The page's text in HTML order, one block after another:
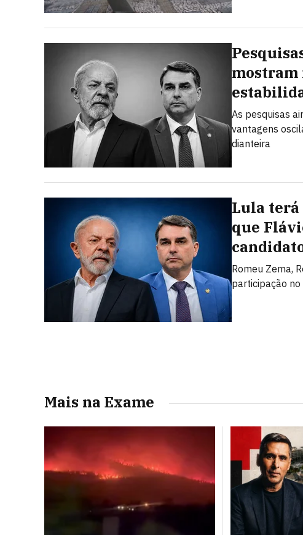
mostram
As pesquisas
vantagens
dianteira
Lula terá
que
Romeu Zema,
participação
Mais na Exame